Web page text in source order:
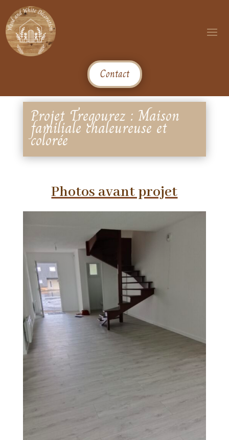
Contact
Projet Tregourez : Maison
familiale chaleureuse et
colorée
Photos avant projet